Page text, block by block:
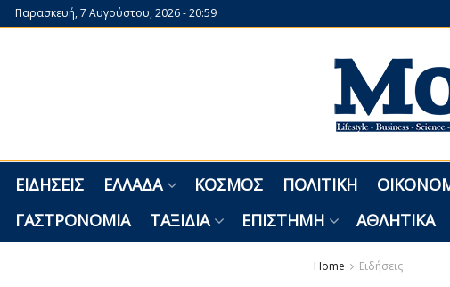
Παρασκευή, 7 Αυγούστου, 2026 - 20:59
ΕΙΔΉΣΕΙΣ ΕΛΛΆΔΑ ΚΌΣΜΟΣ ΠΟΛΙΤΙΚΉ
ΓΑΣΤΡΟΝΟΜΊΑ
ΤΑΞΊΔΙΑ ΕΠΙΣΤΉΜΗ ΑΘΛΗΤΙΚΆ
Home Ειδήσεις